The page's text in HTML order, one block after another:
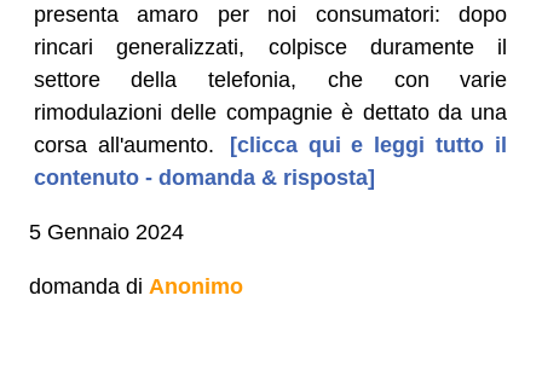
presenta amaro per noi consumatori: dopo
rincari generalizzati, colpisce duramente il
settore della telefonia, che con varie
rimodulazioni delle compagnie è dettato da una
corsa all'aumento.
[clicca qui e leggi tutto il
contenuto - domanda & risposta]
5 Gennaio 2024
domanda di Anonimo